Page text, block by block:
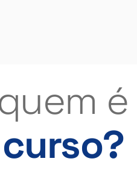
é
curso?